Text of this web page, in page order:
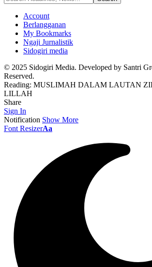
Account
Berlangganan
My Bookmarks
Ngaji Jurnalistik
Sidogiri media
© 2025 Sidogiri Media. Developed by Santri
Reserved.
Reading: MUSLIMAH DALAM LAUTAN
LILLAH
Share
Sign In
Notification Show More
Font ResizerAa